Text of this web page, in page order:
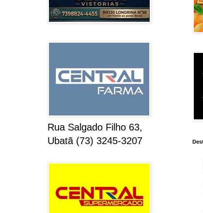
Rua Salgado Filho 63,
Ubatã (73) 3245-3207